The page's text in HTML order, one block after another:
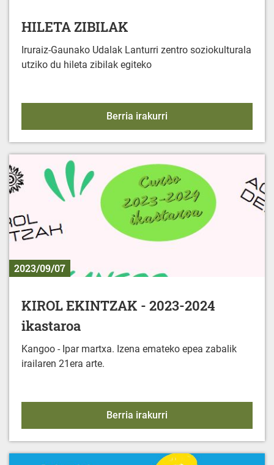
HILETA ZIBILAK
Iruraiz-Gaunako Udalak Lanturri zentro soziokulturala
utziko du hileta zibilak egiteko
Berria irakurri
2023/09/07
KIROL EKINTZAK - 2023-2024
ikastaroa
Kangoo - Ipar martxa. Izena emateko epea zabalik
irailaren 21era arte.
Berria irakurri